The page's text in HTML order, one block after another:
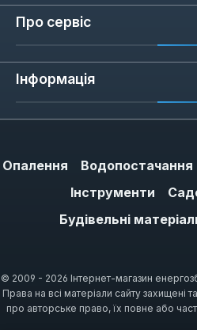
(Sportage, Sorento, Rio)
Trail, Juke) додатково
фіксатори в
(XC60, XC90, V60)
комплекті є металеві
Escalade) мають власні
враховують форму
Як обрати
Про сервіс
Інформація
Опалення Водопостачання
Інструменти
Будівельні
© 2009 - 2026 Інтернет-магазин
Права на всі матеріали сайту захищені
про авторське право, їх повне або